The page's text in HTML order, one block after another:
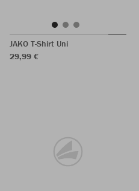
JAKO T-Shirt Uni
29,99 €